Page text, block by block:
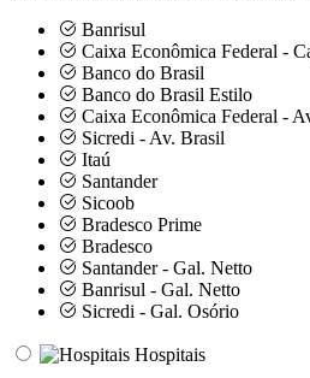
Banrisul
Caixa Econômica Federal -
Banco do Brasil
Banco do Brasil Estilo
Caixa Econômica Federal -
Sicredi - Av. Brasil
Itaú
Santander
Sicoob
Bradesco Prime
Bradesco
Santander - Gal. Netto
Banrisul - Gal. Netto
Sicredi - Gal. Osório
Hospitais